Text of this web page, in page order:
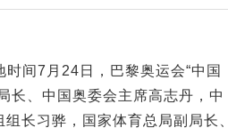
间7月24日，巴黎奥运会“中国
长、中国奥委会主席高志丹，中
长习骅，国家体育总局副局长、